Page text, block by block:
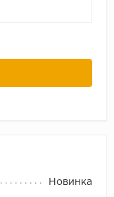
Новинка